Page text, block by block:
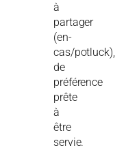
à
partager
(en-
cas/potluck),
de
préférence
prête
à
être
servie.